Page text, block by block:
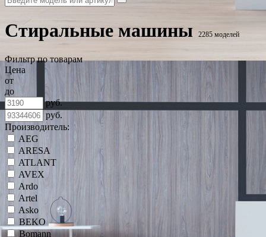
Стиральные машины 2285 моделей
Фильтр по товарам
Цена
от
до
руб.
руб.
Производитель:
AEG
ARESA
ATLANT
AVEX
Ardo
Artel
Asko
BEKO
Bomann